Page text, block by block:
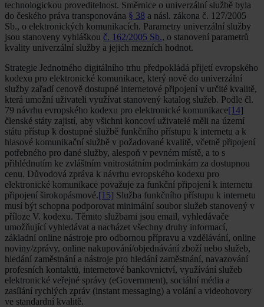
technologickou proveditelnost. Směrnice o univerzální službě byla
do českého práva transponována § 38 a násl. zákona č. 127/2005
Sb., o elektronických komunikacích. Parametry univerzální služby
jsou stanoveny vyhláškou č. 162/2005 Sb., o stanovení parametrů
kvality univerzální služby a jejich mezních hodnot.
Strategie Jednotného digitálního trhu předpokládá přijetí evropského
kodexu pro elektronické komunikace, který nově do univerzální
služby zařadí cenově dostupné internetové připojení v určité kvalitě,
která umožní uživateli využívat stanovený katalog služeb. Podle čl.
79 návrhu evropského kodexu pro elektronické komunikace[14]
členské státy zajistí, aby všichni koncoví uživatelé měli na území
státu přístup k dostupné službě funkčního přístupu k internetu a k
hlasové komunikační službě v požadované kvalitě, včetně připojení
potřebného pro dané služby, alespoň v pevném místě, a to s
přihlédnutím ke zvláštním vnitrostátním podmínkám za dostupnou
cenu. Důvodová zpráva k návrhu evropského kodexu pro
elektronické komunikace považuje za funkční připojení k internetu
připojení širokopásmové.[15] Služba funkčního přístupu k internetu
musí být schopna podporovat minimální soubor služeb stanovený v
příloze V. kodexu. Těmito službami jsou e­mail, vyhledávače
umožňující vyhledávat a nacházet všechny druhy informací,
základní online nástroje pro odbornou přípravu a vzdělávání, online
noviny/zprávy, online nakupování/objednávání zboží nebo služeb,
hledání zaměstnání a nástroje pro hledání zaměstnání, navazování
profesních kontaktů, internetové bankovnictví, využívání služeb
elektronické veřejné správy (eGovernment), sociální média a
zasílání rychlých zpráv (instant messaging) a volání a videohovory
ve standardní kvalitě.